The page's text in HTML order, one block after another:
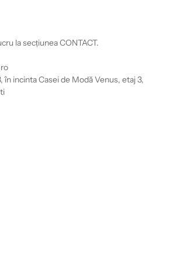
la secțiuneaCONTACT.
în incinta Casei de Modă Venus, etaj 3,